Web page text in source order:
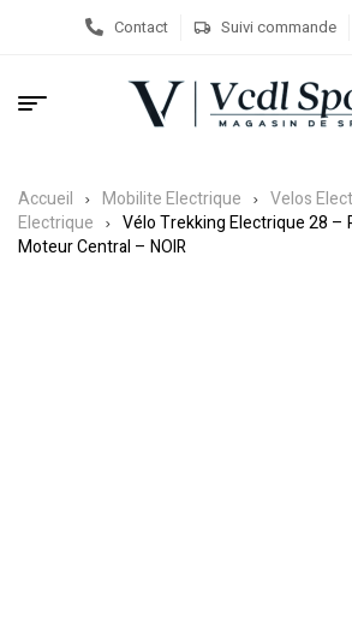
Contact Suivi commande
Accueil Mobilite Electrique Velos
Electrique
Vélo Trekking Electrique 28 –
Moteur Central – NOIR